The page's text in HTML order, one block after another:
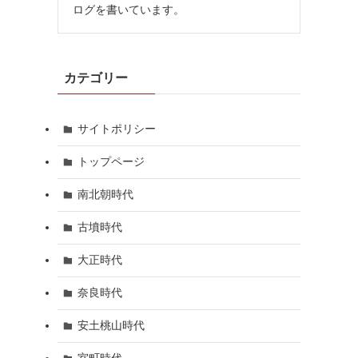
ログを書いています。
カテゴリー
サイトポリシー
トップページ
南北朝時代
古墳時代
大正時代
奈良時代
安土桃山時代